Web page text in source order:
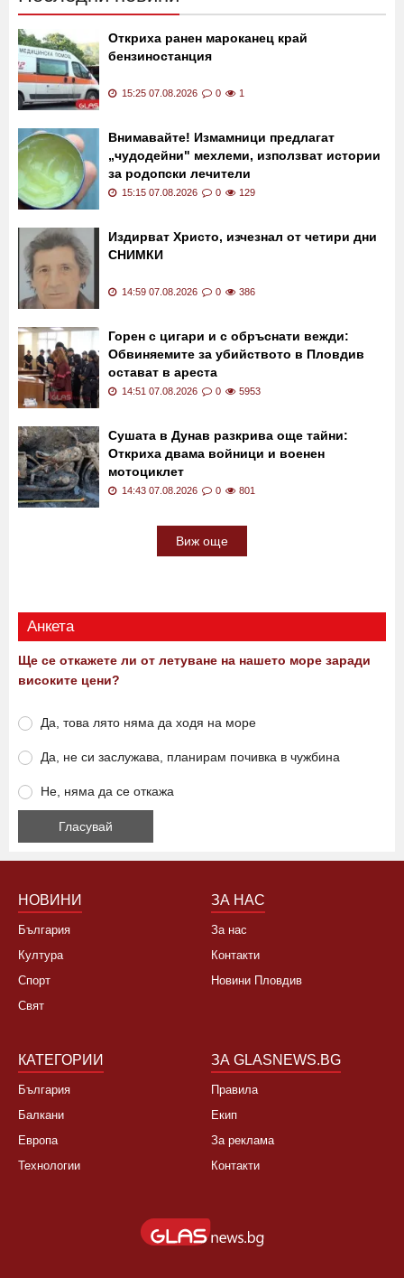
Откриха ранен мароканец край
бензиностанция
15:25 07.08.2026 0 1
Внимавайте! Измамници предлагат
„чудодейни" мехлеми, използват истории
за родопски лечители
15:15 07.08.2026 0 129
Издирват Христо, изчезнал от четири дни
СНИМКИ
14:59 07.08.2026 0 386
Горен с цигари и с обръснати вежди:
Обвиняемите за убийството в Пловдив
остават в ареста
14:51 07.08.2026 0 5953
Сушата в Дунав разкрива още тайни:
Откриха двама войници и военен
мотоциклет
14:43 07.08.2026 0 801
Виж още
Анкета
Ще се откажете ли от летуване на нашето море заради
високите цени?
Да, това лято няма да ходя на море
Да, не си заслужава, планирам почивка в чужбина
Не, няма да се откажа
НОВИНИ
България
Култура
Спорт
Свят
ЗА НАС
За нас
Контакти
Новини Пловдив
КАТЕГОРИИ
България
Балкани
Европа
Технологии
ЗА GLASNEWS.BG
Правила
Екип
За реклама
Контакти